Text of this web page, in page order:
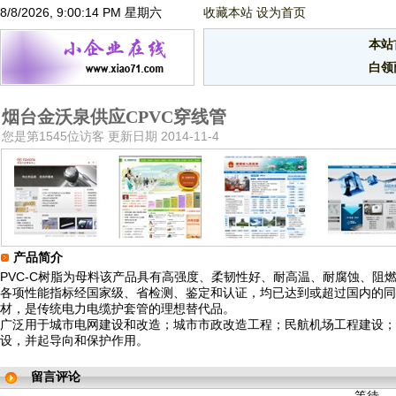
8/8/2026, 9:00:14 PM 星期六 收藏本站 设为首页
本站
白
烟台金沃泉供应CPVC穿线管
您是第1545位访客 更新日期 2014-11-4
产品简介
PVC-C树脂为母料该产品具有高强度、柔韧性好、耐高温、耐腐蚀、
各项性能指标经国家级、省检测、鉴定和认证，均已达到或超过国内的
材，是传统电力电缆护套管的理想替代品。
广泛用于城市电网建设和改造；城市市政改造工程；民航机场工程建设
设，并起导向和保护作用。
留言评论